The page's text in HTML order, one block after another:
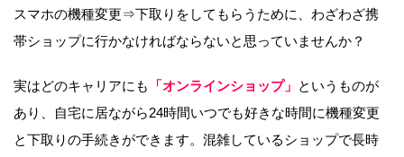
スマホの機種変更⇒下取りをしてもらうために、わざわざ携
帯ショップに行かなければならないと思っていませんか？
実はどのキャリアにも 「オンラインショップ」 というものが
あり、自宅に居ながら24時間いつでも好きな時間に機種変更
と下取りの手続きができます。混雑しているショップで長時